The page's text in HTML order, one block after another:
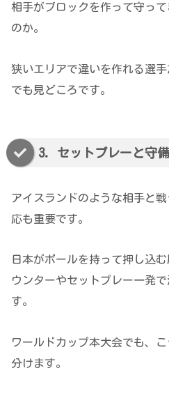
相手がブロックを作って守っ
のか。
狭いエリアで違いを作れる選
でも見どころです。
3. セットプレーと守
アイスランドのような相手と
応も重要です。
日本がボールを持って押し込
ウンターやセットプレー一発
す。
ワールドカップ本大会でも、
分けます。